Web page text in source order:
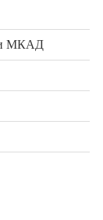
МКАД